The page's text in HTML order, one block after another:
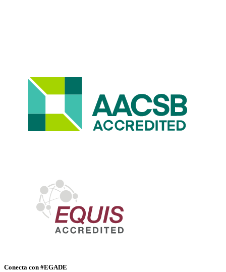
Conecta con #EGADE